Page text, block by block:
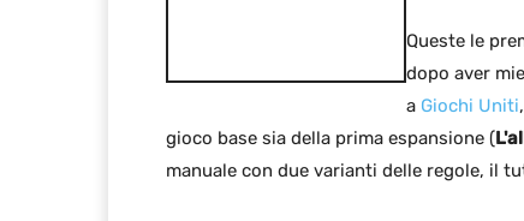
Queste le
dopo aver
a Giochi Uniti
gioco base sia della prima espansione (
manuale con due varianti delle regole, il